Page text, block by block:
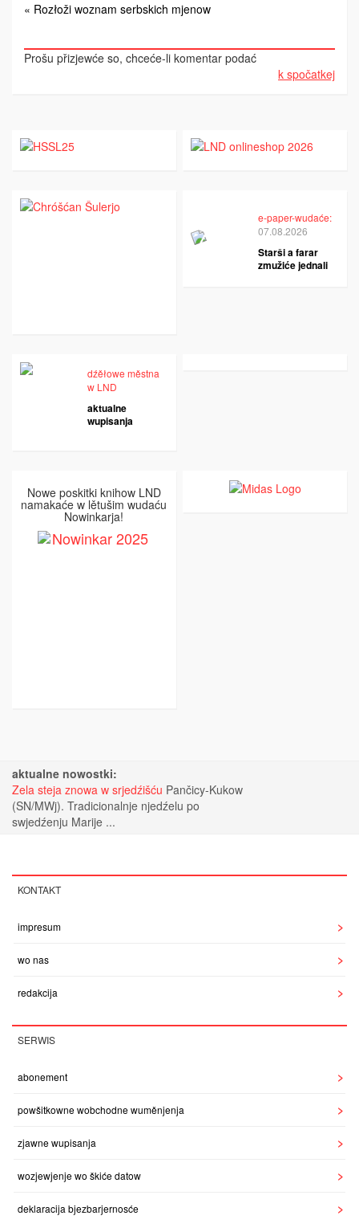
« Rozłoži woznam serbskich mjenow
Prošu přizjewće so, chceće-li komentar podać
k spočatkej
e-paper-wudaće:
07.08.2026
Starši a farar
zmužiće jednali
dźěłowe městna
w LND
aktualne
wupisanja
Nowe poskitki knihow LND
namakaće w lětušim wudaću
Nowinkarja!
aktualne nowostki:
Zela steja znowa w srjedźišću Pančicy-Kukow
(SN/MWj). Tradicionalnje njedźelu po
swjedźenju Marije ...
KONTAKT
impresum
wo nas
redakcija
SERWIS
abonement
powšitkowne wobchodne wuměnjenja
zjawne wupisanja
wozjewjenje wo škiće datow
deklaracija bjezbarjernosće